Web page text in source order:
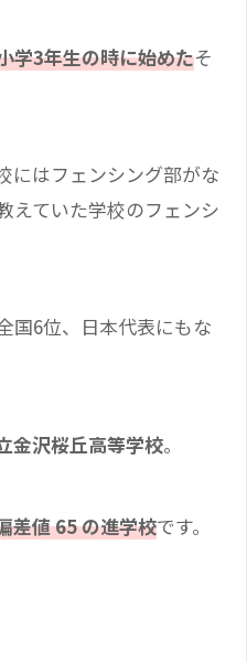
学3年生の時に始めたそ
にはフェンシング部がな
えていた学校のフェンシ
国6位、日本代表にもな
金沢桜丘高等学校。
差値 65 の進学校です。